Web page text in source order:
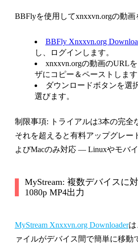
BBFlyを使用してxnxxvn.orgの動
BBFly Xnxxvn.org
し、ログインします。
xnxxvn.orgの動画のURL
ザにコピー＆ペーストします
ダウンロードボタンを選
選びます。
制限事項: トライアルは3本の完
それを超えると有料アップグレー
よびMacのみ対応 — Linuxやモバ
MyStream: 複数デバイスに
1080p MP4出力
MyStream Xnxxvn.org Downloaderは
ァイルがデバイス間で簡単に移動